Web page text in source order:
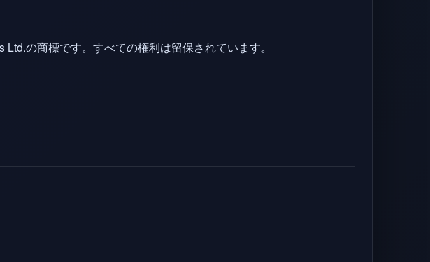
の商標です。すべての権利は留保されています。